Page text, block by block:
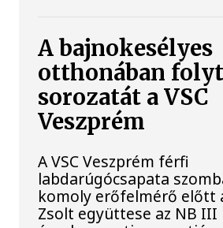
A bajnokesélyes
otthonában
sorozatát a VSC
Veszprém
A VSC Veszprém férfi
labdarúgócsapata
komoly erőfelmérő előtt
Zsolt együttese az NB III